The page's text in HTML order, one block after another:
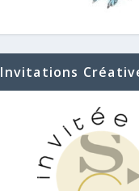
Invitations